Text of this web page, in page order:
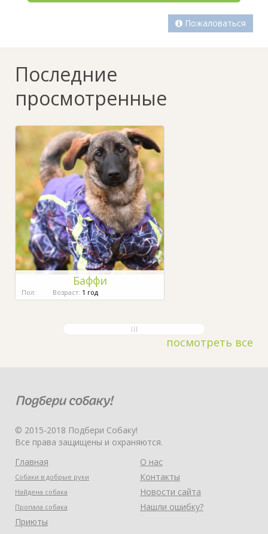
Пожаловаться
Последние
просмотренные
Баффи
Пол: Возраст: 1 год
посмотреть все
© 2015-2018 Подбери Собаку!
Все права защищены и охраняются.
Главная
Собаки в добрые руки
Найдена собака
Пропала собака
Приюты
О нас
Контакты
Новости сайта
Нашли ошибку?